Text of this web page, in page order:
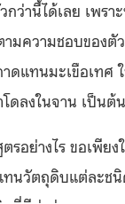
กว่านี้ได้เลย เพรา
มความชอบของตัว
ดแทนมะเขือเทศ
ดลงในจาน เป็นต้น
รอย่างไร ขอเพียง
นวัตถุดิบแต่ละช